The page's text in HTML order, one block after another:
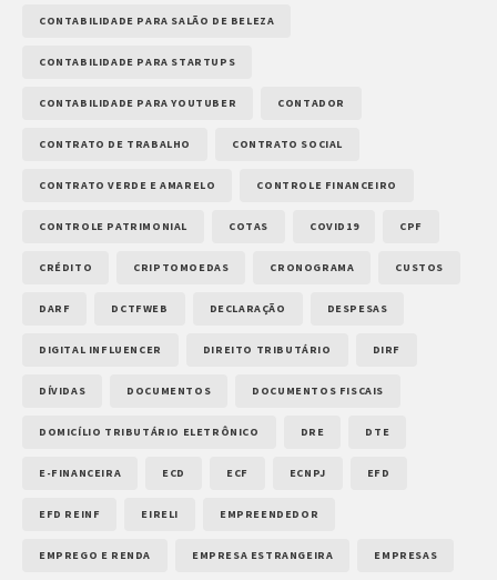
CONTABILIDADE PARA SALÃO DE BELEZA
CONTABILIDADE PARA STARTUPS
CONTABILIDADE PARA YOUTUBER CONTADOR
CONTRATO DE TRABALHO CONTRATO SOCIAL
CONTRATO VERDE E AMARELO CONTROLE FINANCEIRO
CONTROLE PATRIMONIAL COTAS COVID19 CPF
CRÉDITO CRIPTOMOEDAS CRONOGRAMA CUSTOS
DARF DCTFWEB DECLARAÇÃO DESPESAS
DIGITAL INFLUENCER DIREITO TRIBUTÁRIO DIRF
DÍVIDAS DOCUMENTOS DOCUMENTOS FISCAIS
DOMICÍLIO TRIBUTÁRIO ELETRÔNICO DRE DTE
E-FINANCEIRA ECD ECF ECNPJ EFD
EFD REINF EIRELI EMPREENDEDOR
EMPREGO E RENDA EMPRESA ESTRANGEIRA EMPRESAS